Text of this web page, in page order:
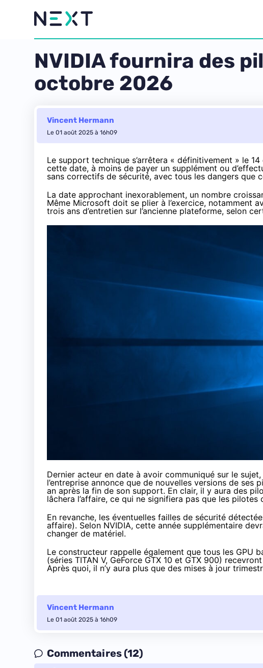
NVIDIA fournira des
octobre 2026
Vincent Hermann
Le 01 août 2025 à 16h09
Le support technique s’arrêtera « définitivement » le
cette date, à moins de payer un supplément ou
sans correctifs de sécurité, avec tous les dangers que
La date approchant inexorablement, un nombre
Même Microsoft doit se plier à l’exercice, notamment
trois ans d’entretien sur l’ancienne plateforme, selon
Dernier acteur en date à avoir communiqué sur le sujet,
l’entreprise annonce que de nouvelles versions de
an après la fin de son support. En clair, il y aura des
lâchera l’affaire, ce qui ne signifiera pas que les
En revanche, les éventuelles failles de sécurité
affaire). Selon NVIDIA, cette année supplémentaire
changer de matériel.
Le constructeur rappelle également que tous les GPU
(séries TITAN V, GeForce GTX 10 et GTX 900)
Après quoi, il n’y aura plus que des mises à jour
Vincent Hermann
Le 01 août 2025 à 16h09
Commentaires (12)